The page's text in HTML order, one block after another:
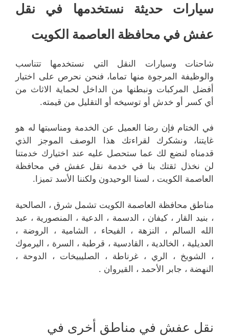
سيارات حديثة نستخدمها في نقل
عفش في محافظة العاصمة الكويت
شاحنات وسيارات النقل التي نستخدمها تتناسب
والوظيفة المرجوة منها تماما، فنحن نحرص على اختيار
أفضل المركبات ونبطنها من الداخل لحماية الاثاث من
أي كسر أو خدش أو توسيخه أو التقليل من قيمته.
في الختام فإن رضا العميل عن الخدمة ومناسبتها له هو
غايتنا، ونشكرك لقراءتك هذا الوصف الموجز الذي
قدمناه لنضع لك عما ستحصل عليه عند اختيارك خدمتنا
لن نخذل ثقتك بنا في خدمة نقل عفش في محافظة
العاصمة الكويت ، لسنا الوحيدون ولكننا الأسد تميزا.
مناطق محافظة العاصمة الكويت تشمل شرق ، الصالحية
، بنيد القار ، كيفان ، الدسمة ، الدعية ، المنصورية ، عبد
الله السالم ، النزهة ، الفيحاء ، الشامية ، الروضة ،
العديلية ، الخالدية ، القادسية ، قرطبة ، السرة ، اليرموك
، الشويخ ، الري ، غرناطة ، الصليبيخات ، الدوحة ،
النهضة ، جابر الأحمد ، القيروان .
نقل عفش في مناطق أخرى في